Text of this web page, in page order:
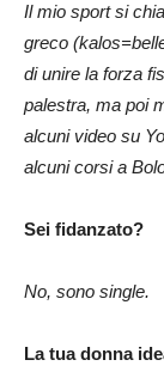
Il mio sport si
greco
di unire la forza
palestra, ma poi
alcuni video su
alcuni corsi a
Sei fidanzato?
No, sono single.
La tua donna